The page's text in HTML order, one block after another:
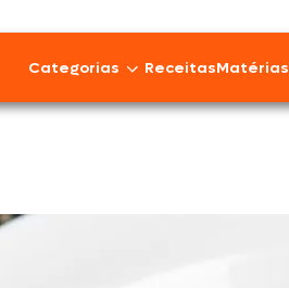
Categorias ReceitasMatérias